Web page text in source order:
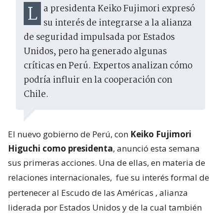
La presidenta Keiko Fujimori expresó su interés de integrarse a la alianza
de seguridad impulsada por Estados
Unidos, pero ha generado algunas
críticas en Perú. Expertos analizan cómo
podría influir en la cooperación con
Chile.
El nuevo gobierno de Perú, con Keiko Fujimori
Higuchi como presidenta, anunció esta semana
sus primeras acciones. Una de ellas, en materia de
relaciones internacionales, fue su interés formal de
pertenecer al Escudo de las Américas , alianza
liderada por Estados Unidos y de la cual también